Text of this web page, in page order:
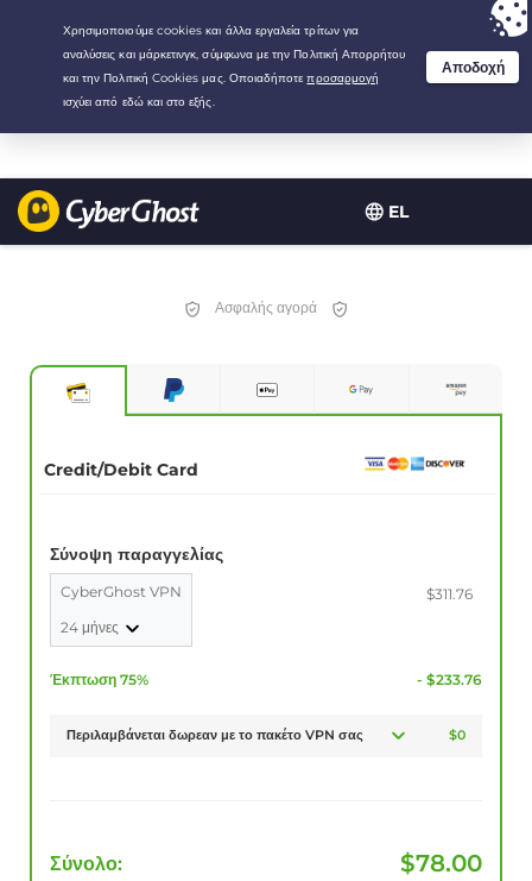
EL
Your choice:The Best Dealfor 3.3333333333333-years at $
/month
Ασφαλής αγορά
Credit/Debit Card
Σύνοψη παραγγελίας
CyberGhost VPN
24 μήνες
$311.76
Έκπτωση 75% - $233.76
Περιλαμβάνεται δωρεαν με το πακέτο VPN σας $0
Σύνολο: $78.00